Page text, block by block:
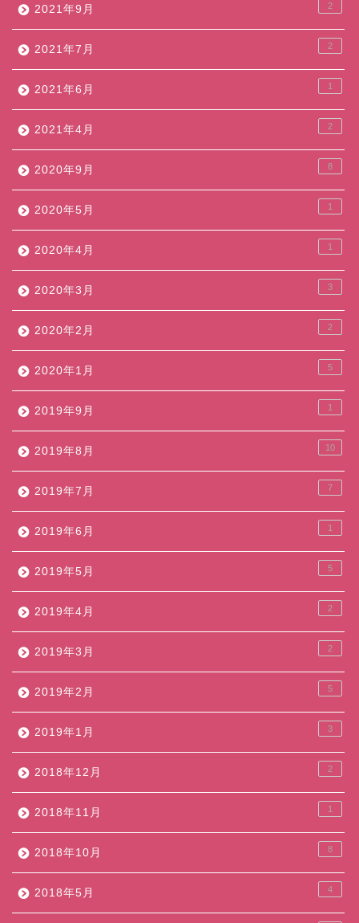
2021年9月 2
2021年7月 2
2021年6月 1
2021年4月 2
2020年9月 8
2020年5月 1
2020年4月 1
2020年3月 3
2020年2月 2
2020年1月 5
2019年9月 1
2019年8月 10
2019年7月 7
2019年6月 1
2019年5月 5
2019年4月 2
2019年3月 2
2019年2月 5
2019年1月 3
2018年12月 2
2018年11月 1
2018年10月 8
2018年5月 4